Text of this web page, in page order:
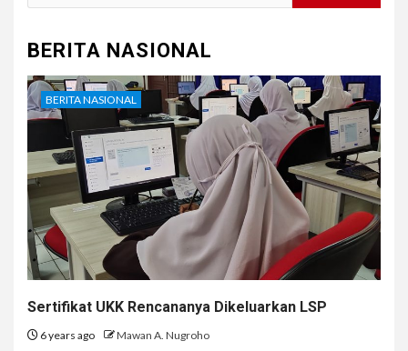
for:
BERITA NASIONAL
BERITA NASIONAL
Sertifikat UKK Rencananya Dikeluarkan LSP
6 years ago Mawan A. Nugroho